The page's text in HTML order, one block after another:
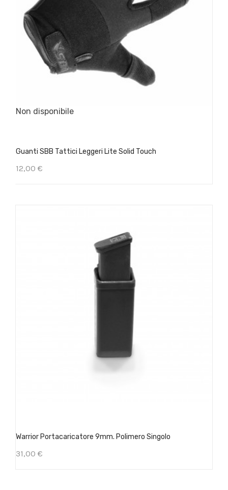
Non disponibile
Guanti SBB Tattici Leggeri Lite Solid Touch
12,00 €
Warrior Portacaricatore 9mm. Polimero Singolo
31,00 €